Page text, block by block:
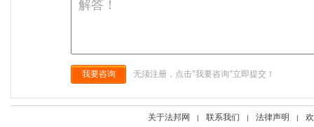
我要咨询 无须注册，点击"我要咨询"立即提交！
关于法邦网 | 联系我们 | 法律声明 |